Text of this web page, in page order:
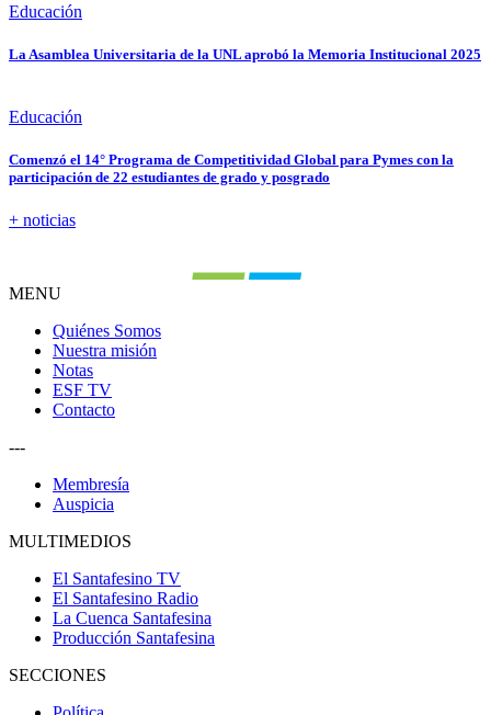
Educación
La Asamblea Universitaria de la UNL aprobó la Memoria Institucional 2025
Educación
Comenzó el 14° Programa de Competitividad Global para Pymes con la
participación de 22 estudiantes de grado y posgrado
+ noticias
MENU
Quiénes Somos
Nuestra misión
Notas
ESF TV
Contacto
---
Membresía
Auspicia
MULTIMEDIOS
El Santafesino TV
El Santafesino Radio
La Cuenca Santafesina
Producción Santafesina
SECCIONES